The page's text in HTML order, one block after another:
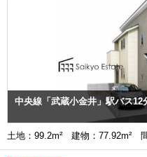
中央線「武蔵小金井」駅バス12
土地：99.2m² 建物：77.92m²